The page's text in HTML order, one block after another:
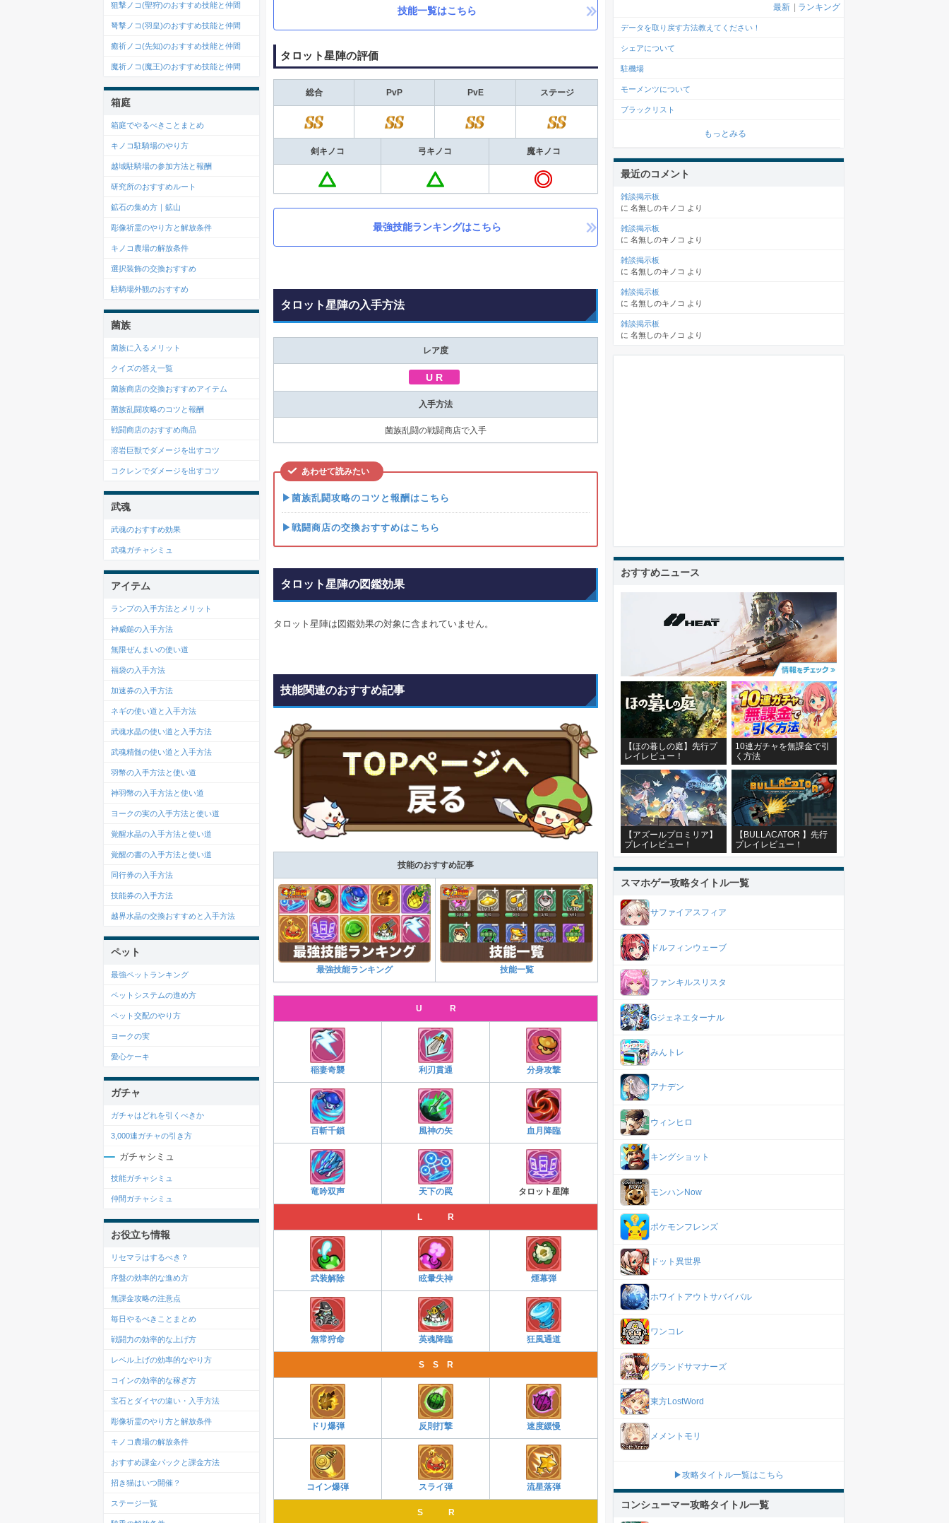
技能一覧はこちら
タロット星陣の評価
総合 PvP PvE ステージ
剣キノコ 弓キノコ 魔キノコ
最強技能ランキングはこちら
タロット星陣の入手方法
レア度
U R
入手方法
菌族乱闘の戦闘商店で入手
あわせて読みたい
▶菌族乱闘攻略のコツと報酬はこちら
▶戦闘商店の交換おすすめはこちら
タロット星陣の図鑑効果
タロット星陣は図鑑効果の対象に含まれていません。
技能関連のおすすめ記事
技能のおすすめ記事
最強技能ランキング 技能一覧
U R
稲妻奇襲 利刃貫通 分身攻撃
百斬千鎖 風神の矢 血月降臨
竜吟双声 天下の罠 タロット星陣
L R
武装解除 眩暈失神 煙幕弾
無常狩命 英魂降臨 狂風通道
S S R
ドリ爆弾 反則打撃 速度緩慢
コイン爆弾 スライ弾 流星落弾
S R
狙撃ノコ(聖狩)のおすすめ技能と仲間
弩撃ノコ(羽皇)のおすすめ技能と仲間
癒祈ノコ(先知)のおすすめ技能と仲間
魔祈ノコ(魔王)のおすすめ技能と仲間
箱庭
箱庭でやるべきことまとめ
キノコ駐騎場のやり方
越域駐騎場の参加方法と報酬
研究所のおすすめルート
鉱石の集め方｜鉱山
彫像祈霊のやり方と解放条件
キノコ農場の解放条件
選択装飾の交換おすすめ
駐騎場外観のおすすめ
菌族
菌族に入るメリット
クイズの答え一覧
菌族商店の交換おすすめアイテム
菌族乱闘攻略のコツと報酬
戦闘商店のおすすめ商品
溶岩巨獣でダメージを出すコツ
コクレンでダメージを出すコツ
武魂
武魂のおすすめ効果
武魂ガチャシミュ
アイテム
ランプの入手方法とメリット
神威鎚の入手方法
無限ぜんまいの使い道
福袋の入手方法
加速券の入手方法
ネギの使い道と入手方法
武魂水晶の使い道と入手方法
武魂精髄の使い道と入手方法
羽幣の入手方法と使い道
神羽幣の入手方法と使い道
ヨークの実の入手方法と使い道
覚醒水晶の入手方法と使い道
覚醒の書の入手方法と使い道
同行券の入手方法
技能券の入手方法
越界水晶の交換おすすめと入手方法
ペット
最強ペットランキング
ペットシステムの進め方
ペット交配のやり方
ヨークの実
愛心ケーキ
ガチャ
ガチャはどれを引くべきか
3,000連ガチャの引き方
ガチャシミュ
技能ガチャシミュ
仲間ガチャシミュ
お役立ち情報
リセマラはするべき？
序盤の効率的な進め方
無課金攻略の注意点
毎日やるべきことまとめ
戦闘力の効率的な上げ方
レベル上げの効率的なやり方
コインの効率的な稼ぎ方
宝石とダイヤの違い・入手方法
彫像祈霊のやり方と解放条件
キノコ農場の解放条件
おすすめ課金パックと課金方法
招き猫はいつ開催？
ステージ一覧
最新 ランキング
データを取り戻す方法教えてください！
シェアについて
駐機場
モーメンツについて
ブラックリスト
もっとみる
最近のコメント
雑談掲示板
に 名無しのキノコ より
雑談掲示板
に 名無しのキノコ より
雑談掲示板
に 名無しのキノコ より
雑談掲示板
に 名無しのキノコ より
雑談掲示板
に 名無しのキノコ より
おすすめニュース
【ほの暮しの庭】先行プ
レイレビュー！
10連ガチャを無課金で引
く方法
【アズールプロミリア】
プレイレビュー！
【BULLACATOR 】先行
プレイレビュー！
スマホゲー攻略タイトル一覧
サファイアスフィア
ドルフィンウェーブ
ファンキルスリスタ
Gジェネエターナル
みんトレ
アナデン
ウィンヒロ
キングショット
モンハンNow
ポケモンフレンズ
ドット異世界
ホワイトアウトサバイバル
ワンコレ
グランドサマナーズ
東方LostWord
メメントモリ
▶攻略タイトル一覧はこちら
コンシューマー攻略タイトル一覧